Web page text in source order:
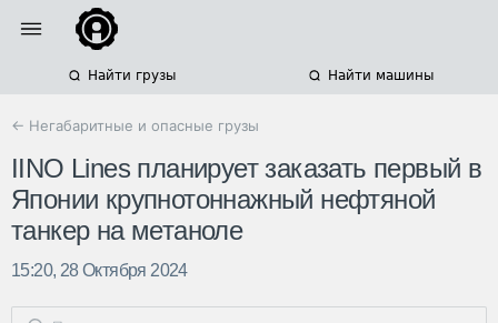
Найти грузы Найти машины
← Негабаритные и опасные грузы
IINO Lines планирует заказать первый в
Японии крупнотоннажный нефтяной
танкер на метаноле
15:20, 28 Октября 2024